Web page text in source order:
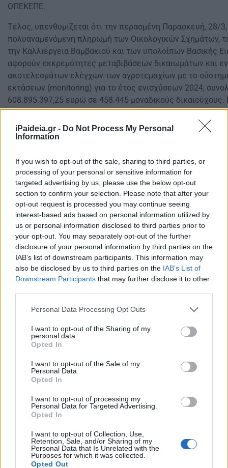
iPaideia.gr - Do Not Process My Personal
Information
If you wish to opt-out of the sale, sharing to third parties, or
processing of your personal or sensitive information for
targeted advertising by us, please use the below opt-out
section to confirm your selection. Please note that after your
opt-out request is processed you may continue seeing
interest-based ads based on personal information utilized by
us or personal information disclosed to third parties prior to
your opt-out. You may separately opt-out of the further
disclosure of your personal information by third parties on the
IAB’s list of downstream participants. This information may
also be disclosed by us to third parties on the IAB’s List of
Downstream Participants that may further disclose it to other
Please note that this website/app uses one or more Google
not limited to your visit or usage behaviour. You may click to
grant or deny consent to Google and its third-party tags to
use your data for below specified purposes in below Google
consent section.
Personal Data Processing Opt Outs
I want to opt-out of the Sharing of my
personal data.
Opted In
I want to opt-out of the Sale of my
Personal Data.
Opted In
I want to opt-out of processing my
Personal Data for Targeted Advertising.
Opted In
I want to opt-out of Collection, Use,
Retention, Sale, and/or Sharing of my
Personal Data that Is Unrelated with the
Purposes for which it was collected.
Opted Out
ΟΠΕΚΕΠΕ.
Τέλος, υπενθυμίζεται ότι την περασμένη Παρασκευή, 28/
πολυαναμενόμενη πληρωμή των Οικολογικών Σχημάτων,
την Καλλιέργεια Βαμβακιού και των υπολοίπων Βασικής
αφορούν εκκρεμότητες μεταβιβάσεων δικαιωμάτων και
αποτελεσμάτων ελέγχων των αγροτεμαχίων με το
εκτάσεων (monitoring) για το έτος ενισχύσεων 2024,
608.895.397,25 ευρώ σε 458.445 μοναδικούς δικαιούχους.
Προγράμματα για το κλίμα, το περιβάλλον και την καλή
(Οικολογικά προγράμματα): 443.863 παραγωγοί,
Βασική εισοδηματική στήριξη για τη βιωσιμότητα
29.081.133 ευρώ.
Το επόμενο διάστημα θα συνεχιστεί η διαδικασία
καταβληθέντων ποσών παλαιότερων ετών, με βάση το
Ακολουθείστε το iPaideia.gr στο
TελευταίεςΕιδήσεις για την Παιδεία και την